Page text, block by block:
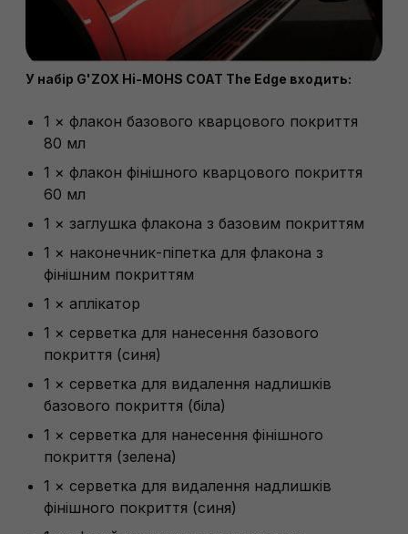
У набір G'ZOX Hi-MOHS COAT The Edge входить:
1 × флакон базового кварцового покриття
80 мл
1 × флакон фінішного кварцового покриття
60 мл
1 × заглушка флакона з базовим покриттям
1 × наконечник-піпетка для флакона з
фінішним покриттям
1 × аплікатор
1 × серветка для нанесення базового
покриття (синя)
1 × серветка для видалення надлишків
базового покриття (біла)
1 × серветка для нанесення фінішного
покриття (зелена)
1 × серветка для видалення надлишків
фінішного покриття (синя)